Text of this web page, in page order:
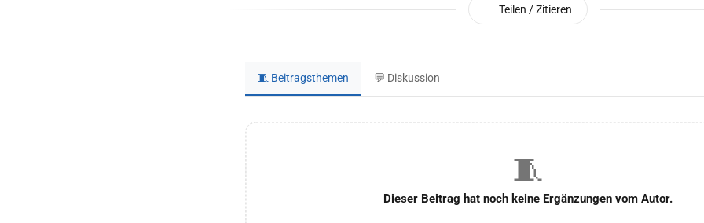
Teilen / Zitieren
🧵 Beitragsthemen 💬 Diskussion
🧵
Dieser Beitrag hat noch keine Ergänzungen vom Autor.